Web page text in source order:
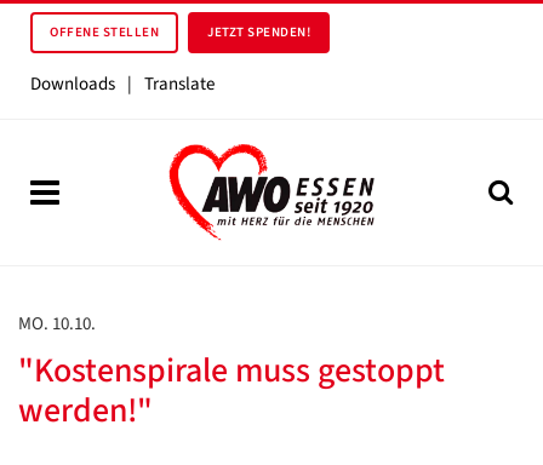
OFFENE STELLEN JETZT SPENDEN!
Downloads | Translate
MO. 10.10.
"Kostenspirale muss gestoppt
werden!"